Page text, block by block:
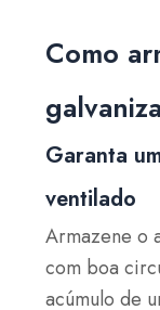
Como
Garanta
ventilado
Armazene o
com boa
acúmulo de